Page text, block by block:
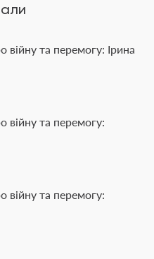
війну та перемогу: Ірина
війну та перемогу:
війну та перемогу: